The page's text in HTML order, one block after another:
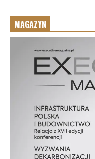
MAGAZYN